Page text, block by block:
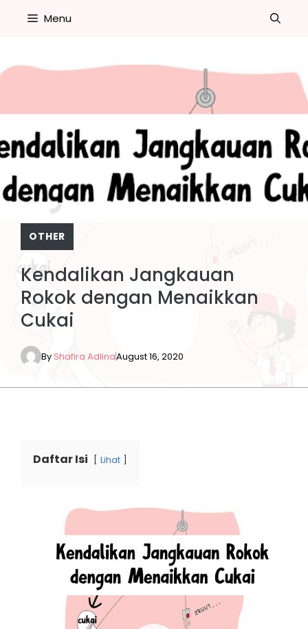
Menu
OTHER
Kendalikan Jangkauan
Rokok dengan Menaikkan
Cukai
By Shafira AdlinaAugust 16, 2020
Daftar Isi Lihat